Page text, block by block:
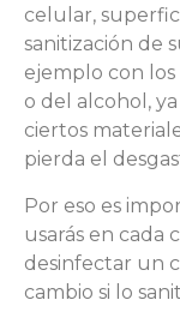
celular,
sanitización de
ejemplo con
o del alcohol,
ciertos
pierda el
Por eso es
usarás en cada
desinfectar un
cambio si lo